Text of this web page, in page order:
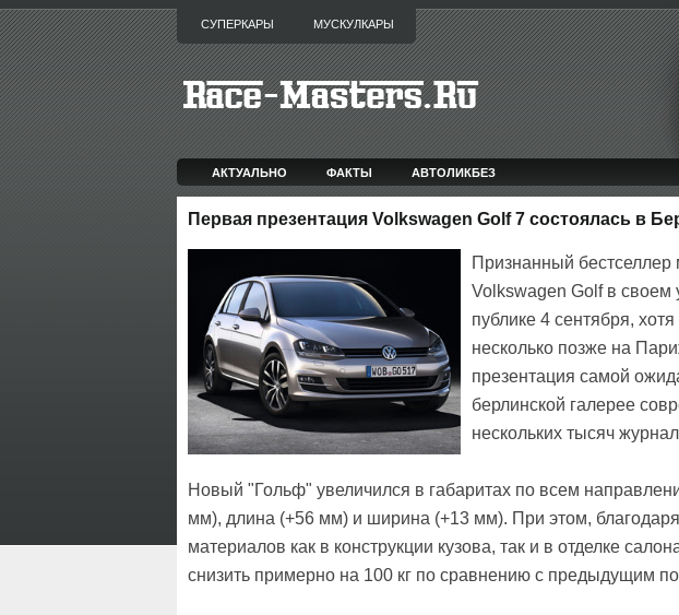
СУПЕРКАРЫ МУСКУЛКАРЫ
АКТУАЛЬНО ФАКТЫ АВТОЛИКБЕЗ
Первая презентация Volkswagen Golf 7 состоялась в
Признанный бестселлер
Volkswagen Golf в своем
публике 4 сентября,
несколько позже на
презентация самой
берлинской галерее
нескольких тысяч
Новый "Гольф" увеличился в габаритах по всем
мм), длина (+56 мм) и ширина (+13 мм). При этом,
материалов как в конструкции кузова, так и в отделке
снизить примерно на 100 кг по сравнению с предыдущим